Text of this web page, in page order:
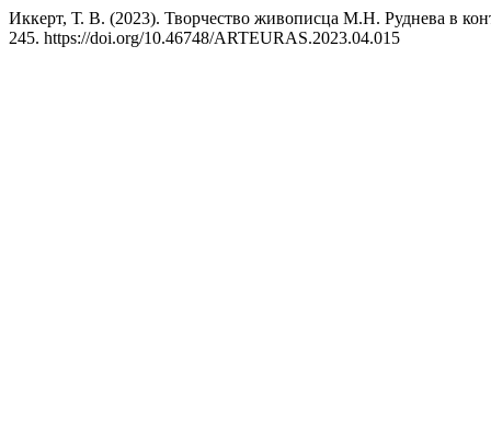
Иккерт, Т. В. (2023). Творчество живописца М.Н. Руднева в
245. https://doi.org/10.46748/ARTEURAS.2023.04.015